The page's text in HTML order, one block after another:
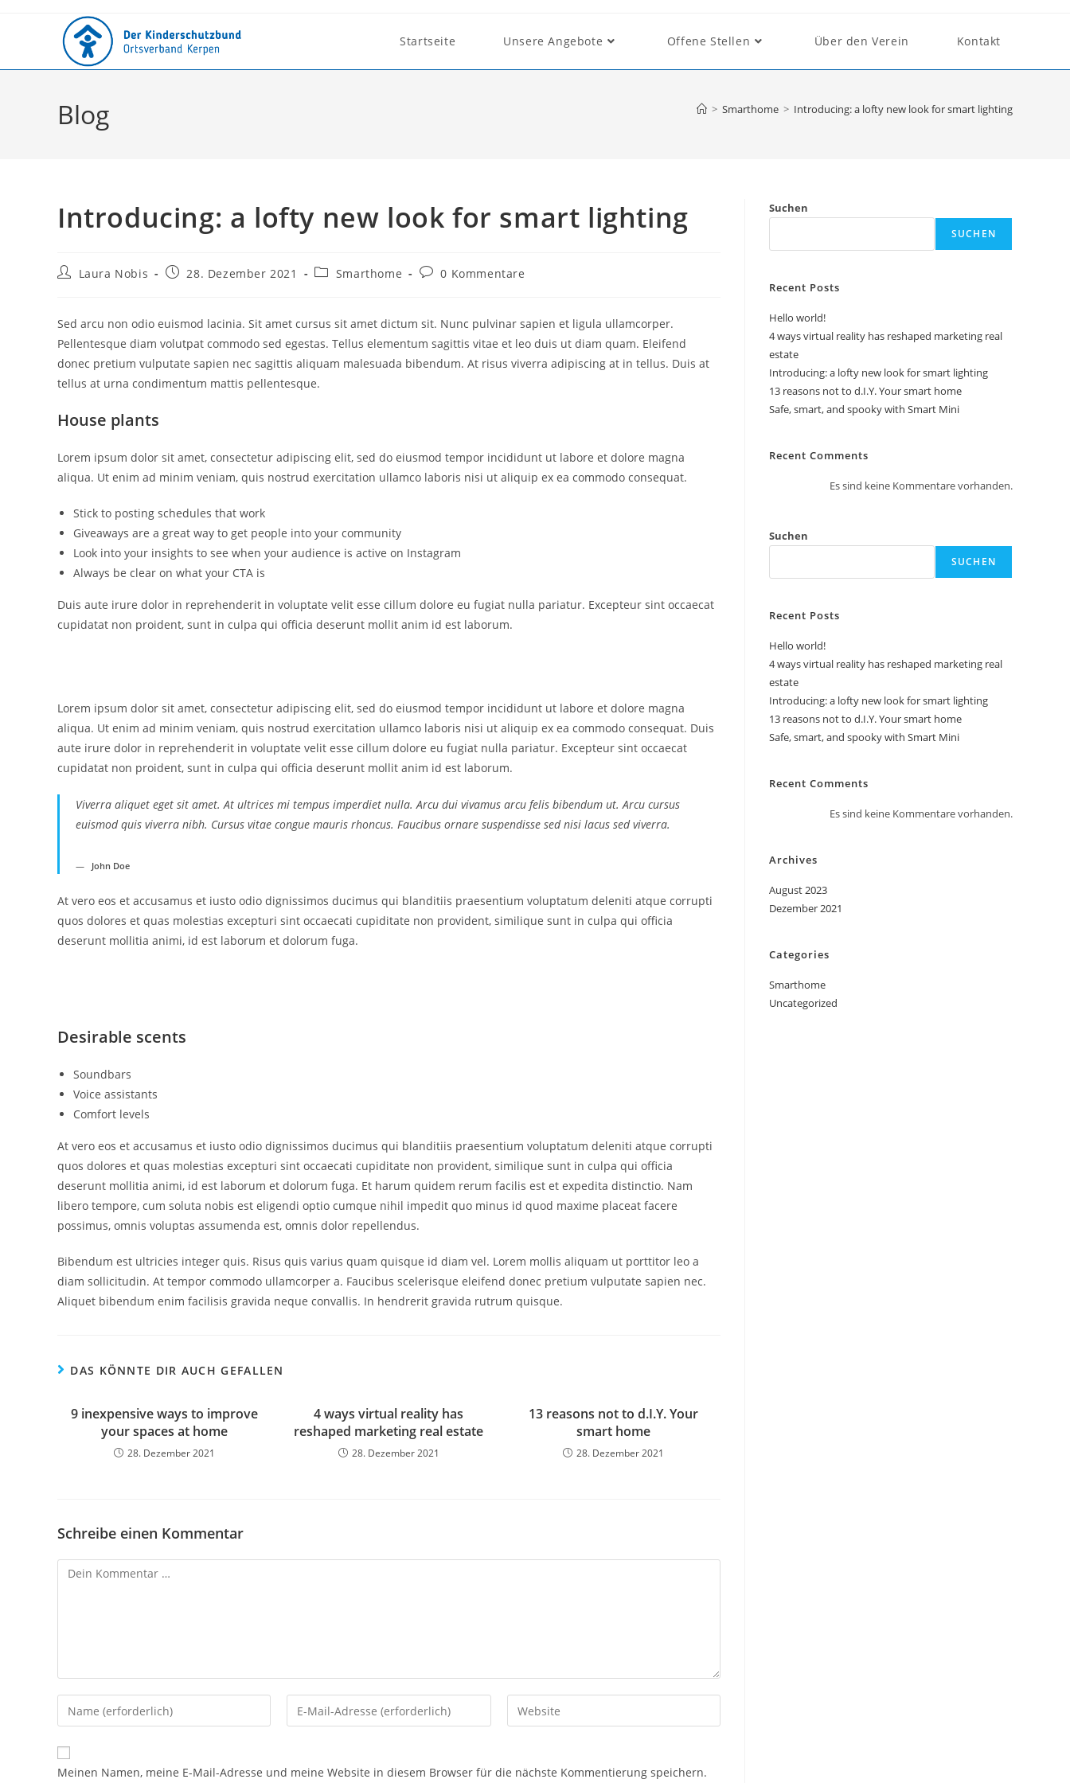
Startseite Unsere Angebote Offene Stellen Über den Verein Kontakt
Blog > Smarthome > ​Introducing: a lofty new look for smart lighting
​Introducing: a lofty new look for smart lighting
Laura Nobis 28. Dezember 2021 Smarthome 0 Kommentare
Sed arcu non odio euismod lacinia. Sit amet cursus sit amet dictum sit. Nunc pulvinar sapien et ligula ullamcorper.
Pellentesque diam volutpat commodo sed egestas. Tellus elementum sagittis vitae et leo duis ut diam quam. Eleifend
donec pretium vulputate sapien nec sagittis aliquam malesuada bibendum. At risus viverra adipiscing at in tellus. Duis at
tellus at urna condimentum mattis pellentesque.
House plants
Lorem ipsum dolor sit amet, consectetur adipiscing elit, sed do eiusmod tempor incididunt ut labore et dolore magna
aliqua. Ut enim ad minim veniam, quis nostrud exercitation ullamco laboris nisi ut aliquip ex ea commodo consequat.
Stick to posting schedules that work
Giveaways are a great way to get people into your community
Look into your insights to see when your audience is active on Instagram
Always be clear on what your CTA is
Duis aute irure dolor in reprehenderit in voluptate velit esse cillum dolore eu fugiat nulla pariatur. Excepteur sint occaecat
cupidatat non proident, sunt in culpa qui officia deserunt mollit anim id est laborum.
Lorem ipsum dolor sit amet, consectetur adipiscing elit, sed do eiusmod tempor incididunt ut labore et dolore magna
aliqua. Ut enim ad minim veniam, quis nostrud exercitation ullamco laboris nisi ut aliquip ex ea commodo consequat. Duis
aute irure dolor in reprehenderit in voluptate velit esse cillum dolore eu fugiat nulla pariatur. Excepteur sint occaecat
cupidatat non proident, sunt in culpa qui officia deserunt mollit anim id est laborum.
Viverra aliquet eget sit amet. At ultrices mi tempus imperdiet nulla. Arcu dui vivamus arcu felis bibendum ut. Arcu cursus
euismod quis viverra nibh. Cursus vitae congue mauris rhoncus. Faucibus ornare suspendisse sed nisi lacus sed viverra.
John Doe
At vero eos et accusamus et iusto odio dignissimos ducimus qui blanditiis praesentium voluptatum deleniti atque corrupti
quos dolores et quas molestias excepturi sint occaecati cupiditate non provident, similique sunt in culpa qui officia
deserunt mollitia animi, id est laborum et dolorum fuga.
Desirable scents
Soundbars
Voice assistants
Comfort levels
At vero eos et accusamus et iusto odio dignissimos ducimus qui blanditiis praesentium voluptatum deleniti atque corrupti
quos dolores et quas molestias excepturi sint occaecati cupiditate non provident, similique sunt in culpa qui officia
deserunt mollitia animi, id est laborum et dolorum fuga. Et harum quidem rerum facilis est et expedita distinctio. Nam
libero tempore, cum soluta nobis est eligendi optio cumque nihil impedit quo minus id quod maxime placeat facere
possimus, omnis voluptas assumenda est, omnis dolor repellendus.
Bibendum est ultricies integer quis. Risus quis varius quam quisque id diam vel. Lorem mollis aliquam ut porttitor leo a
diam sollicitudin. At tempor commodo ullamcorper a. Faucibus scelerisque eleifend donec pretium vulputate sapien nec.
Aliquet bibendum enim facilisis gravida neque convallis. In hendrerit gravida rutrum quisque.
DAS KÖNNTE DIR AUCH GEFALLEN
9 inexpensive ways to improve
your spaces at home
28. Dezember 2021
4 ways virtual reality has
reshaped marketing real estate
28. Dezember 2021
13 reasons not to d.I.Y. Your
smart home
28. Dezember 2021
Schreibe einen Kommentar
Meinen Namen, meine E-Mail-Adresse und meine Website in diesem Browser für die nächste Kommentierung speichern.
Suchen
SUCHEN
Recent Posts
Hello world!
4 ways virtual reality has reshaped marketing real
estate
​Introducing: a lofty new look for smart lighting
13 reasons not to d.I.Y. Your smart home
Safe, smart, and spooky with Smart Mini
Recent Comments
Es sind keine Kommentare vorhanden.
Suchen
SUCHEN
Recent Posts
Hello world!
4 ways virtual reality has reshaped marketing real
estate
​Introducing: a lofty new look for smart lighting
13 reasons not to d.I.Y. Your smart home
Safe, smart, and spooky with Smart Mini
Recent Comments
Es sind keine Kommentare vorhanden.
Archives
August 2023
Dezember 2021
Categories
Smarthome
Uncategorized